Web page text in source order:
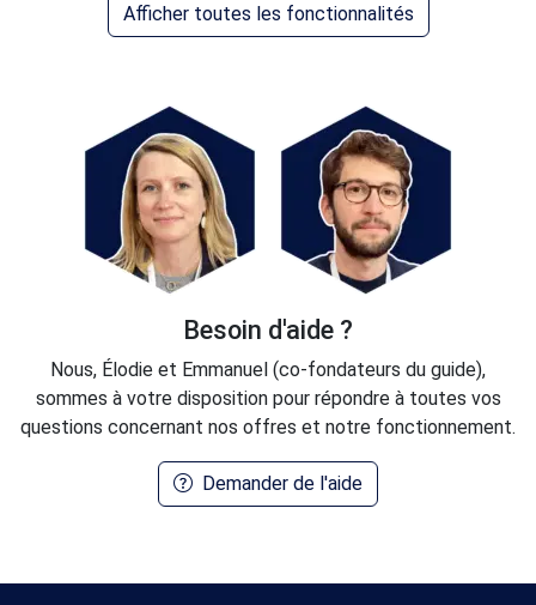
résultats de
Dans les listes
de marques
Gain de visibilité +110%
Options de la
fiche de
marque
Essentielle
Améliorée
Afficher toutes les fonctionnalités
Besoin d'aide ?
Nous, Élodie et Emmanuel (co-fondateurs du guide),
sommes à votre disposition pour répondre à toutes vos
questions concernant nos offres et notre fonctionnement.
Demander de l'aide